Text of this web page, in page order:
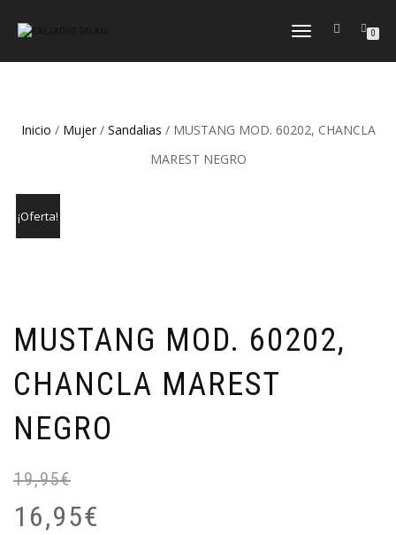
CAMBIAR
0
Inicio / Mujer/ Sandalias / MUSTANG MOD. 60202, CHANCLA
MAREST NEGRO
¡Oferta!
MUSTANG MOD. 60202,
CHANCLA MAREST
NEGRO
19,95€
16,95€